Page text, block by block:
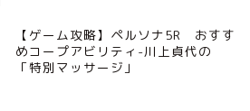
【ゲーム攻略】ペルソナ5R おすす
めコープアビリティ-川上貞代の
「特別マッサージ」